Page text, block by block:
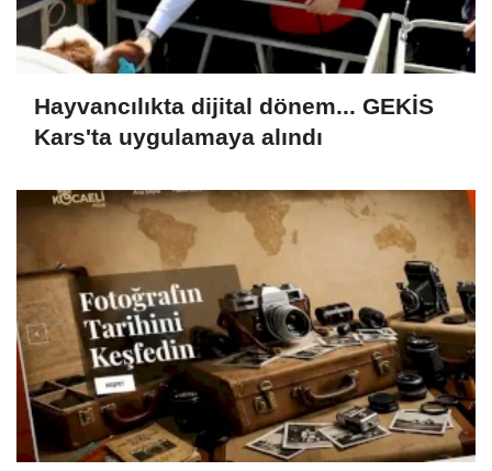
Hayvancılıkta dijital dönem... GEKİS
Kars'ta uygulamaya alındı